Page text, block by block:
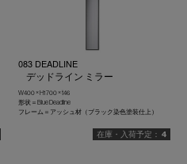
083 DEADLINE
デッドライン ミラー
W400 × H1700 × t46
形状＝Blue Deadline
フレーム＝アッシュ材（ブラック染色塗装仕上）
4